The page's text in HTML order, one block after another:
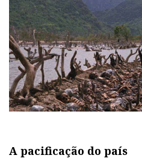
A pacificação do país